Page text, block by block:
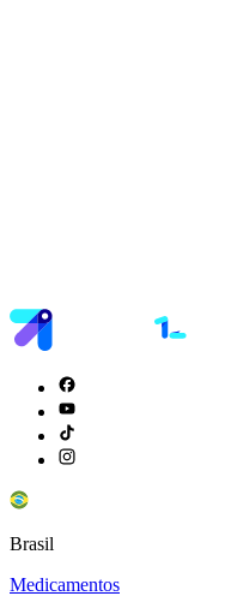
Brasil
Medicamentos